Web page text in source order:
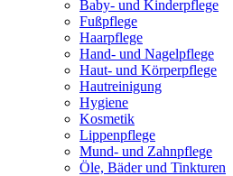
Baby- und Kinderpflege
Fußpflege
Haarpflege
Hand- und Nagelpflege
Haut- und Körperpflege
Hautreinigung
Hygiene
Kosmetik
Lippenpflege
Mund- und Zahnpflege
Öle, Bäder und Tinkturen